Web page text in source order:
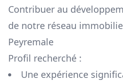
Contribuer au
de notre réseau
Peyremale
Profil recherché :
Une expérience